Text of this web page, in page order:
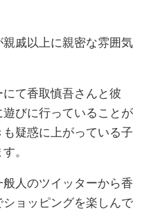
戚以上に親密な雰囲気
て香取慎吾さんと彼
びに行っていることが
疑惑に上がっている子
。
人のツイッターから香
ョッピングを楽しんで